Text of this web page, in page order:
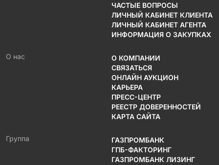
ЧАСТЫЕ ВОПРОСЫ
ЛИЧНЫЙ КАБИНЕТ КЛИЕНТА
ЛИЧНЫЙ КАБИНЕТ АГЕНТА
ИНФОРМАЦИЯ О ЗАКУПКАХ
О нас
О КОМПАНИИ
СВЯЗАТЬСЯ
ОНЛАЙН АУКЦИОН
КАРЬЕРА
ПРЕСС-ЦЕНТР
РЕЕСТР ДОВЕРЕННОСТЕЙ
КАРТА САЙТА
Группа
ГАЗПРОМБАНК
ГПБ-ФАКТОРИНГ
ГАЗПРОМБАНК ЛИЗИНГ